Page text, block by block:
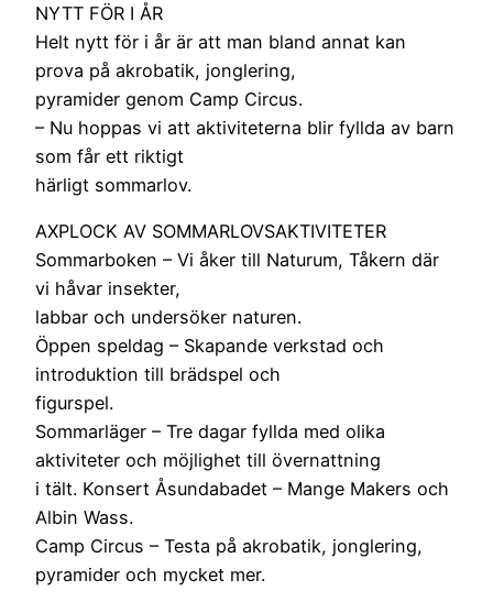
NYTT FÖR I ÅR
Helt nytt för i år är att man bland annat kan
prova på akrobatik, jonglering,
pyramider genom Camp Circus.
– Nu hoppas vi att aktiviteterna blir fyllda av barn
som får ett riktigt
härligt sommarlov.
AXPLOCK AV SOMMARLOVSAKTIVITETER
Sommarboken – Vi åker till Naturum, Tåkern där
vi håvar insekter,
labbar och undersöker naturen.
Öppen speldag – Skapande verkstad och
introduktion till brädspel och
figurspel.
Sommarläger – Tre dagar fyllda med olika
aktiviteter och möjlighet till övernattning
i tält. Konsert Åsundabadet – Mange Makers och
Albin Wass.
Camp Circus – Testa på akrobatik, jonglering,
pyramider och mycket mer.